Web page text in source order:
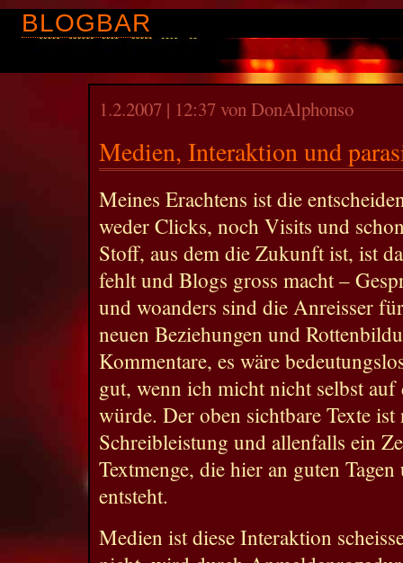
BLOGBAR
1.2.2007 | 12:37 von DonAlphonso
Medien, Interaktion und
Meines Erachtens ist die
weder Clicks, noch Visits und
Stoff, aus dem die Zukunft ist, ist
fehlt und Blogs gross macht –
und woanders sind die Anreisser
neuen Beziehungen und
Kommentare, es wäre
gut, wenn ich micht nicht selbst auf
würde. Der oben sichtbare Texte
Schreibleistung und allenfalls ein
Textmenge, die hier an guten
entsteht.
Medien ist diese Interaktion